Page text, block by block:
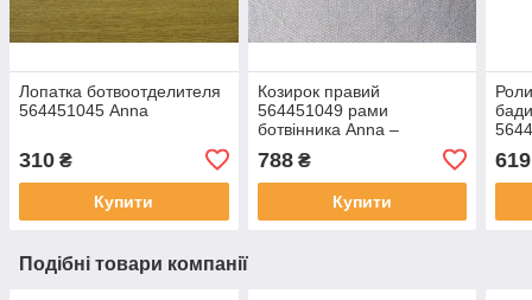
Лопатка ботвоотделителя
564451045 Anna
310 ₴
Купити
Козирок правий
564451049 рами
ботвінника Anna –
788₴
Купити
Подібні товари компанії